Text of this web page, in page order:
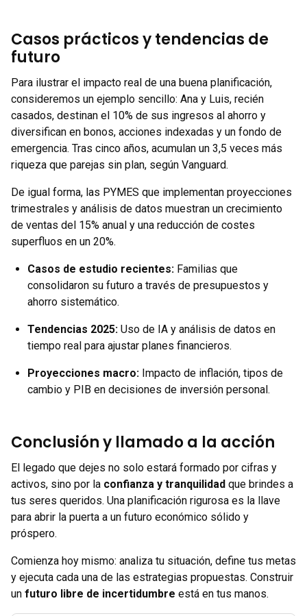
Casos prácticos y tendencias de
futuro
Para ilustrar el impacto real de una buena planificación,
consideremos un ejemplo sencillo: Ana y Luis, recién
casados, destinan el 10% de sus ingresos al ahorro y
diversifican en bonos, acciones indexadas y un fondo de
emergencia. Tras cinco años, acumulan un 3,5 veces más
riqueza que parejas sin plan, según Vanguard.
De igual forma, las PYMES que implementan proyecciones
trimestrales y análisis de datos muestran un crecimiento
de ventas del 15% anual y una reducción de costes
superfluos en un 20%.
Casos de estudio recientes: Familias que
consolidaron su futuro a través de presupuestos y
ahorro sistemático.
Tendencias 2025: Uso de IA y análisis de datos en
tiempo real para ajustar planes financieros.
Proyecciones macro: Impacto de inflación, tipos de
cambio y PIB en decisiones de inversión personal.
Conclusión y llamado a la acción
El legado que dejes no solo estará formado por cifras y
activos, sino por la confianza y tranquilidad que brindes a
tus seres queridos. Una planificación rigurosa es la llave
para abrir la puerta a un futuro económico sólido y
próspero.
Comienza hoy mismo: analiza tu situación, define tus metas
y ejecuta cada una de las estrategias propuestas. Construir
un futuro libre de incertidumbre está en tus manos.